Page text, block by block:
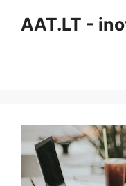
AAT.LT -